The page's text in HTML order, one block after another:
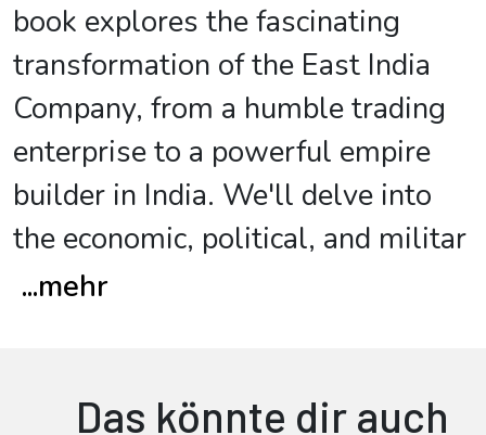
book explores the fascinating
transformation of the East India
Company, from a humble trading
enterprise to a powerful empire
builder in India. We'll delve into
the economic, political, and militar
...mehr
Das könnte dir auch